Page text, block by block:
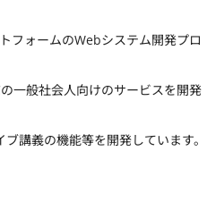
フォームのWebシステム開発プロ
一般社会人向けのサービスを開発
講義の機能等を開発しています。